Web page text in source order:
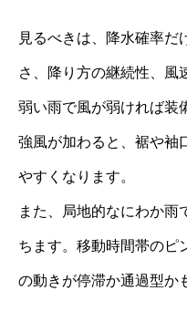
見るべきは、降水確率だ
さ、降り方の継続性、風
弱い雨で風が弱ければ装
強風が加わると、裾や袖
やすくなります。
また、局地的なにわか雨
ちます。移動時間帯のピ
の動きが停滞か通過型か